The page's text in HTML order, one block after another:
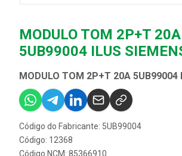
MODULO TOM 2P+T 20A
5UB99004 ILUS
MODULO TOM 2P+T 20A 5UB99004
Código do Fabricante: 5UB99004
Código: 12368
Código NCM: 85366910